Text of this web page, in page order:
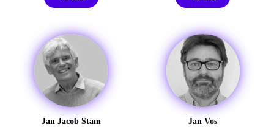
Jan Jacob Stam Jan Vos